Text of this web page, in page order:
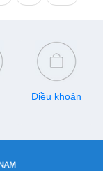
Điều khoản